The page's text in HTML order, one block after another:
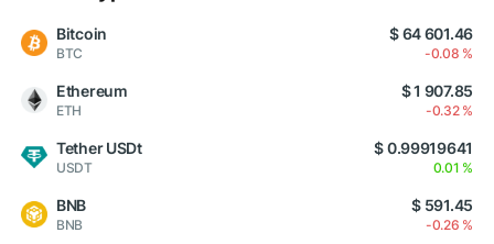
Bitcoin
BTC
$ 64 601.46
-0.08 %
Ethereum
ETH
$ 1 907.85
-0.32 %
Tether USDt
USDT
$ 0.99919641
0.01 %
BNB
BNB
$ 591.45
-0.26 %